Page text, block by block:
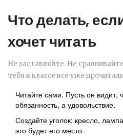
Что делать,
хочет читать
Не заставляйте. Не
тебя в классе все уже
Читайте сами. Пусть он видит,
обязанность, а удовольствие.
Создайте уголок: кресло,
это будет его место.